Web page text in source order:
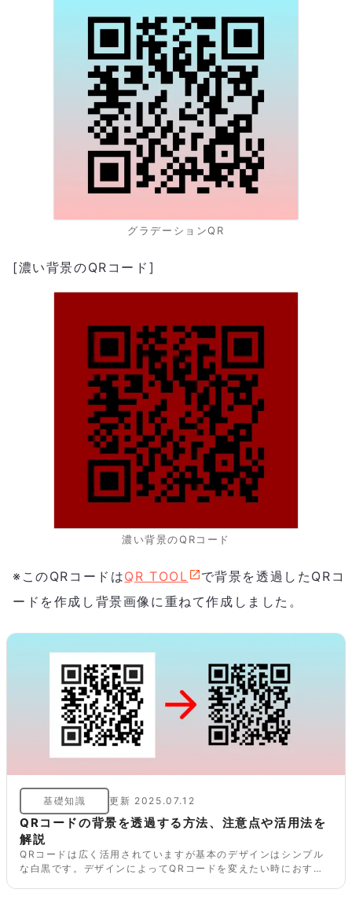
グラデーションQR
[濃い背景のQRコード]
濃い背景のQRコード
※このQRコードはQR TOOL
で背景を透過したQRコ
ードを作成し背景画像に重ねて作成しました。
基礎知識 更新 2025.07.12
QRコードの背景を透過する方法、注意点や活用法を
解説
QRコードは広く活用されていますが基本のデザインはシンプル
な白黒です。デザインによってQRコードを変えたい時におすす